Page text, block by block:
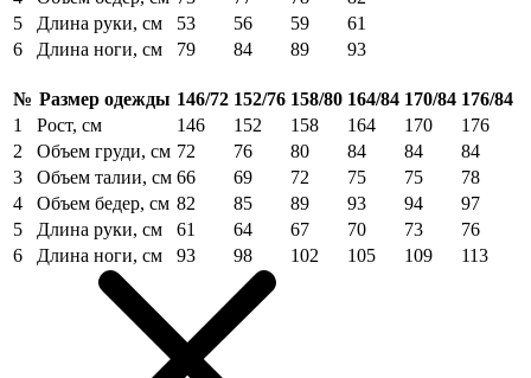
5
Длина руки, см 53 56 59
61
6
Длина ноги, см 79 84 89 93
№ Размер одежды 146/72 152/76 158/80 164/84 170/84 176/84
1
Рост, см 146 152 158 164 170
176
2
Объем груди, см 72 76 80 84 84
84
3
Объем талии, см 66 69 72 75 75
78
4
Объем бедер, см 82 85 89 93 94
97
5
Длина руки, см 61 64 67 70 73
76
6
Длина ноги, см 93 98 102 105 109 113